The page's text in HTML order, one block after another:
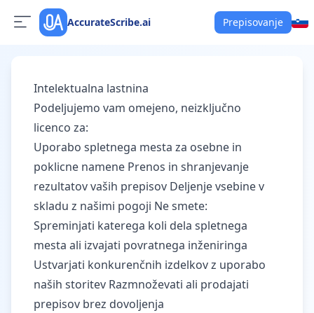
AccurateScribe.ai Prepisovanje
Intelektualna lastnina
Podeljujemo vam omejeno, neizključno
licenco za:
Uporabo spletnega mesta za osebne in
poklicne namene Prenos in shranjevanje
rezultatov vaših prepisov Deljenje vsebine v
skladu z našimi pogoji Ne smete:
Spreminjati katerega koli dela spletnega
mesta ali izvajati povratnega inženiringa
Ustvarjati konkurenčnih izdelkov z uporabo
naših storitev Razmnoževati ali prodajati
prepisov brez dovoljenja